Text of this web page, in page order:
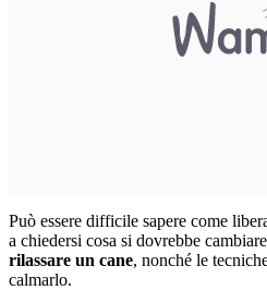
Può essere difficile sapere come
a chiedersi cosa si dovrebbe
rilassare un cane, nonché le
calmarlo.